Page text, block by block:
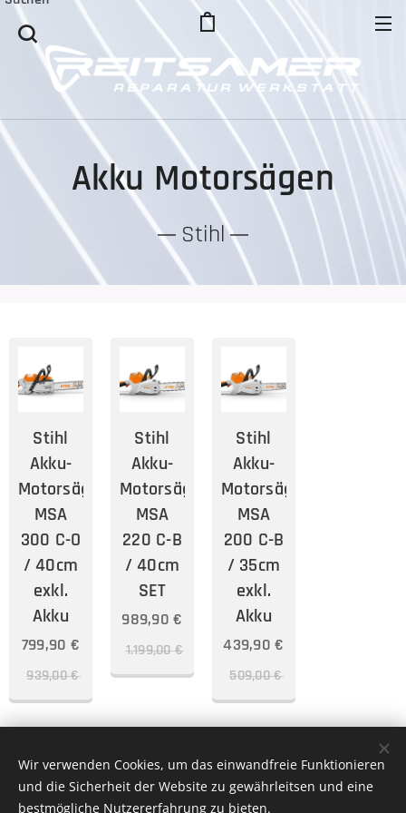
Akku Motorsägen
Stihl
Stihl
Akku-
Motorsäge
MSA
300 C-O
/ 40cm
exkl.
Akku
799,90 €
939,00€
Stihl
Akku-
Motorsäge
MSA
220 C-B
/ 40cm
SET
989,90 €
1.199,00€
Stihl
Akku-
Motorsäge
MSA
200 C-B
/ 35cm
exkl.
Akku
439,90 €
509,00€
Bernhard Reitsamer e.U. KFZ- & Landtechnik Meisterbetrieb St.
Wir verwenden Cookies, um das einwandfreie Funktionieren
und die Sicherheit der Website zu gewährleitsen und eine
bestmögliche Nutzererfahrung zu bieten.